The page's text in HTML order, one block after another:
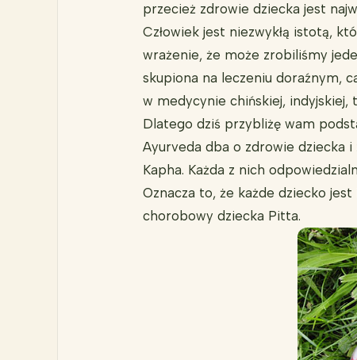
przecież zdrowie dziecka jest
Człowiek jest niezwykłą istotą,
wrażenie, że może zrobiliśmy
skupiona na leczeniu doraźnym,
w medycynie chińskiej, indyjskiej,
Dlatego dziś przybliżę wam
Ayurveda dba o zdrowie dziecka
Kapha. Każda z nich
Oznacza to, że każde dziecko
chorobowy dziecka Pitta.